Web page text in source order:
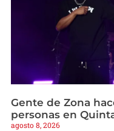
Gente de Zona
personas en
agosto 8, 2026